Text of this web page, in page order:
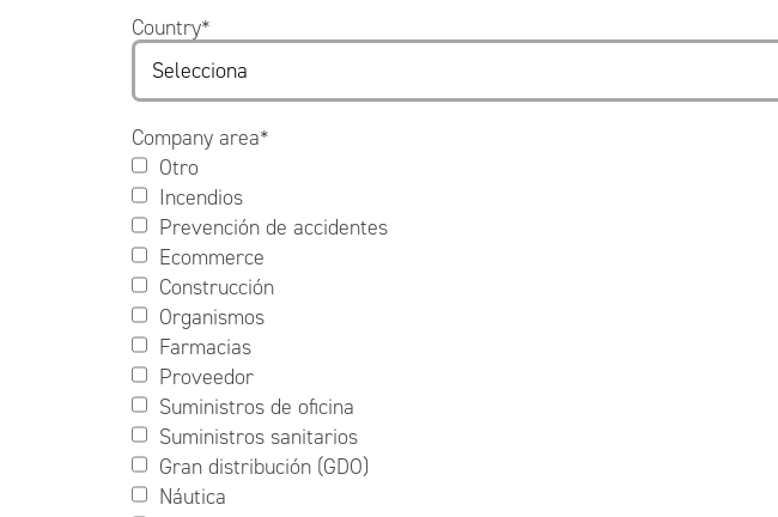
Country*
Company area*
Otro
Incendios
Prevención de accidentes
Ecommerce
Construcción
Organismos
Farmacias
Proveedor
Suministros de oficina
Suministros sanitarios
Gran distribución (GDO)
Náutica